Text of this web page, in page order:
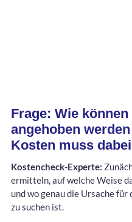
Frage: Wie
angehoben
Kosten muss
Kostencheck-Experte:
ermitteln, auf welche Weise
und wo genau die Ursache für
zu suchen ist.